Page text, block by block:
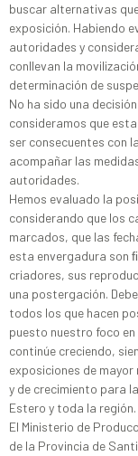
buscar alternativas
exposición. Habiendo
autoridades y
conllevan la
determinación de
No ha sido una
consideramos que
ser consecuentes con
acompañar las
autoridades.
Hemos evaluado la
considerando que los
marcados, que las
esta envergadura son
criadores, sus
una postergación.
todos los que hacen
puesto nuestro foco
continúe creciendo,
exposiciones de
y de crecimiento para
Estero y toda la región.
El Ministerio de
de la Provincia de